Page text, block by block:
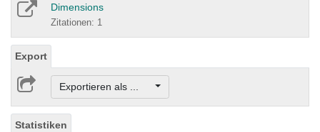
Dimensions
Zitationen: 1
Export
Exportieren als ...
Statistiken